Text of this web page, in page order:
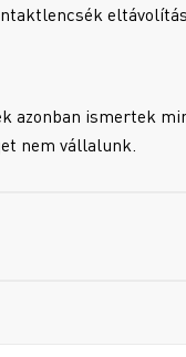
ismertek
nem vállalunk.